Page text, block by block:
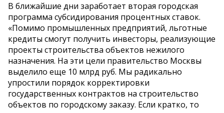
В ближайшие дни заработает вторая городская
программа субсидирования процентных ставок.
«Помимо промышленных предприятий, льготные
кредиты смогут получить инвесторы, реализующие
проекты строительства объектов нежилого
назначения. На эти цели правительство Москвы
выделило еще 10 млрд руб. Мы радикально
упростили порядок корректировки
государственных контрактов на строительство
объектов по городскому заказу. Если кратко, то